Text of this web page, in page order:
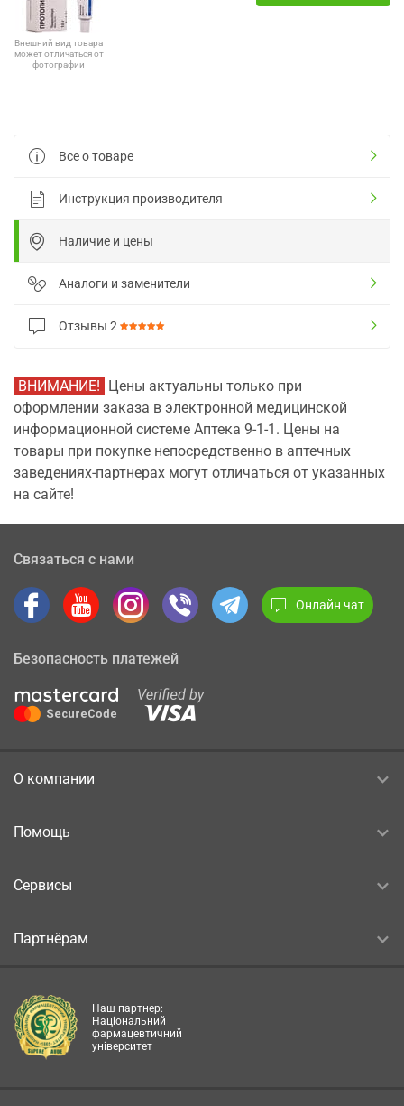
Внешний вид товара
может отличаться от
фотографии
Все о товаре
Инструкция производителя
Наличие и цены
Аналоги и заменители
Отзывы 2
ВНИМАНИЕ! Цены актуальны только при
оформлении заказа в электронной медицинской
информационной системе Аптека 9-1-1. Цены на
товары при покупке непосредственно в аптечных
заведениях-партнерах могут отличаться от указанных
на сайте!
Связаться с нами
Онлайн чат
Безопасность платежей
О компании
Помощь
Сервисы
Партнёрам
Наш партнер:
Національний
фармацевтичний
університет